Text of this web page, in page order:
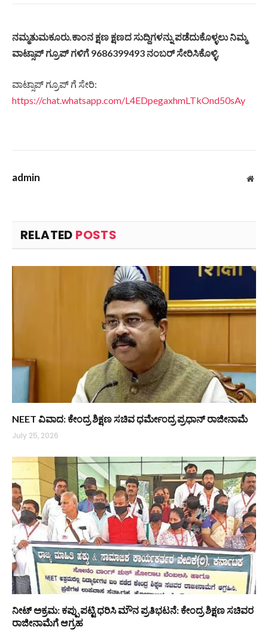
ನಮ್ಮತುಮಕೂರು.ಕಾಂನ ಕ್ಷಣ ಕ್ಷಣದ ಸುದ್ದಿಗಳನ್ನು ಪಡೆದುಕೊಳ್ಳಲು ನಿಮ್ಮ
ವಾಟ್ಸಾಪ್ ಗ್ರೂಪ್ ಗಳಿಗೆ 9686399493 ನಂಬರ್ ಸೇರಿಸಿಕೊಳ್ಳಿ.
ವಾಟ್ಸಾಪ್ ಗ್ರೂಪ್ ಗೆ ಸೇರಿ:
https://chat.whatsapp.com/L4EDpegaxhmLTkOnd50sAy
admin
RELATED POSTS
NEET ವಿವಾದ: ಕೇಂದ್ರ ಶಿಕ್ಷಣ ಸಚಿವ ಧರ್ಮೇಂದ್ರ ಪ್ರಧಾನ್ ರಾಜೀನಾಮೆ
July 25, 2026
ನೀಟ್ ಅಕ್ರಮ: ಕಪ್ಪು ಪಟ್ಟಿ ಧರಿಸಿ ಮೌನ ಪ್ರತಿಭಟನೆ: ಕೇಂದ್ರ ಶಿಕ್ಷಣ ಸಚಿವರ
ರಾಜೀನಾಮೆಗೆ ಆಗ್ರಹ